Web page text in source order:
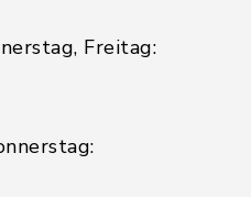
Freitag: